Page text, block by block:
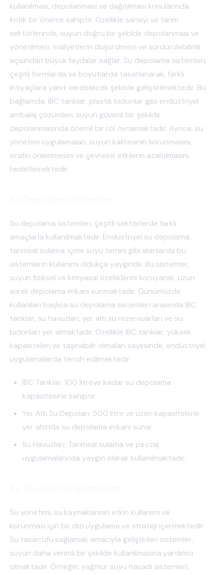
kullanılması, depolanması ve dağıtılması konularında
kritik bir öneme sahiptir. Özellikle sanayi ve tarım
sektörlerinde, suyun doğru bir şekilde depolanması ve
yönetilmesi, maliyetlerin düşürülmesi ve sürdürülebilirlik
açısından büyük faydalar sağlar. Su depolama sistemleri,
çeşitli formlarda ve boyutlarda tasarlanarak, farklı
ihtiyaçlara yanıt verebilecek şekilde geliştirilmektedir. Bu
bağlamda, IBC tanklar, plastik bidonlar gibi endüstriyel
ambalaj çözümleri, suyun güvenli bir şekilde
depolanmasında önemli bir rol oynamaktadır. Ayrıca, su
yönetimi uygulamaları, suyun kalitesinin korunmasını,
israfın önlenmesini ve çevresel etkilerin azaltılmasını
hedeflemektedir.
Su depolama sistemleri, çeşitli sektörlerde farklı
amaçlarla kullanılmaktadır. Endüstriyel su depolama,
tarımsal sulama, içme suyu temini gibi alanlarda bu
sistemlerin kullanımı oldukça yaygındır. Bu sistemler,
suyun fiziksel ve kimyasal özelliklerini koruyarak, uzun
süreli depolama imkanı sunmaktadır. Günümüzde
kullanılan başlıca su depolama sistemleri arasında IBC
tanklar, su havuzları, yer altı su rezervuarları ve su
bidonları yer almaktadır. Özellikle IBC tanklar, yüksek
kapasiteleri ve taşınabilir olmaları sayesinde, endüstriyel
uygulamalarda tercih edilmektedir.
IBC Tanklar: 100 litreye kadar su depolama
kapasitesine sahiptir.
Yer Altı Su Depoları: 500 litre ve üzeri kapasitelerle
yer altında su depolama imkanı sunar.
Su Havuzları: Tarımsal sulama ve peyzaj
uygulamalarında yaygın olarak kullanılmaktadır.
Su yönetimi, su kaynaklarının etkin kullanımı ve
korunması için bir dizi uygulama ve strateji içermektedir.
Su tasarrufu sağlamak amacıyla geliştirilen sistemler,
suyun daha verimli bir şekilde kullanılmasına yardımcı
olmaktadır. Örneğin, yağmur suyu hasadı sistemleri,